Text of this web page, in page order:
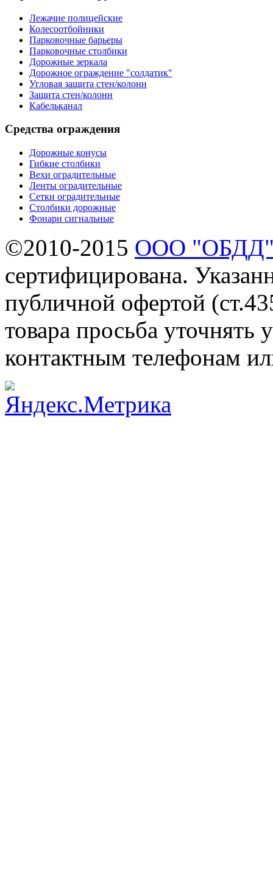
Лежачие полицейские
Колесоотбойники
Парковочные барьеры
Парковочные столбики
Дорожные зеркала
Дорожное ограждение "солдатик"
Угловая защита стен/колонн
Защита стен/колонн
Кабельканал
Средства ограждения
Дорожные конусы
Гибкие столбики
Вехи оградительные
Ленты оградительные
Сетки оградительные
Столбики дорожные
Фонари сигнальные
©2010-2015 ООО
сертифицирована.
публичной офертой
товара просьба
контактным телефонам